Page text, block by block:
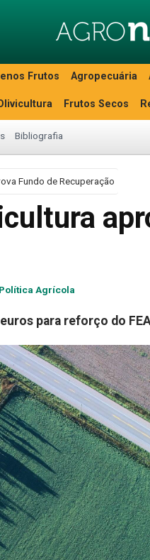
Frutos Agropecuária
Frutos Secos
Bibliografia
Fundo de Recuperação
Política Agrícola
para reforço do